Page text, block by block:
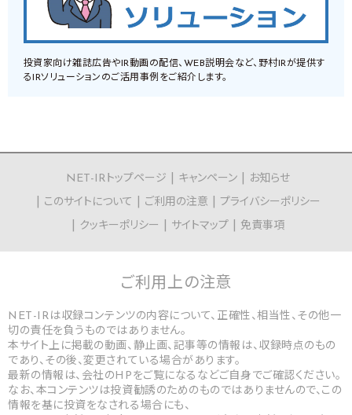
投資家向け雑誌広告やIR動画の配信、WEB説明会など、野村IRが提供す
るIRソリューションのご活用事例をご紹介します。
NET-IRトップページ キャンペーン
お知らせ
このサイトについて
ご利用の注意
プライバシーポリシー
クッキーポリシー
サイトマップ 免責事項
ご利用上の注意
NET-IRは収録コンテンツの内容について、正確性、相当性、その他一
切の責任を負うものではありません。
本サイト上に掲載の動画、静止画、記事等の情報は、収録時点のもの
であり、その後、変更されている場合があります。
最新の情報は、会社のHPをご覧になるなどご自身でご確認ください。
なお、本コンテンツは投資勧誘のためのものではありませんので、この
情報を基に投資をなされる場合にも、